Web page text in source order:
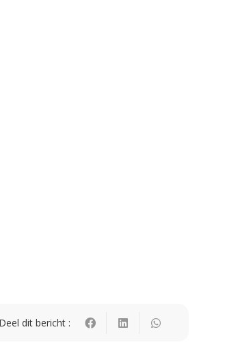
Deel dit bericht :